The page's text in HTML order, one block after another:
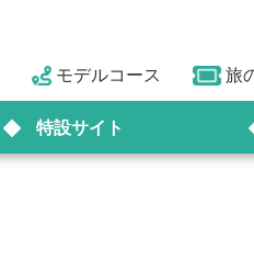
モデルコース 旅
特設サイト